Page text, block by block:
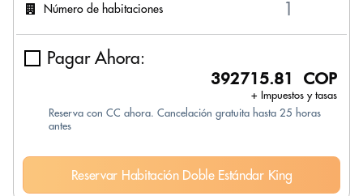
Número de habitaciones
Pagar Ahora:
392715.81 COP
+ Impuestos y tasas
Reserva con CC ahora. Cancelación gratuita hasta 25 horas
antes
Reservar Habitación Doble Estándar King